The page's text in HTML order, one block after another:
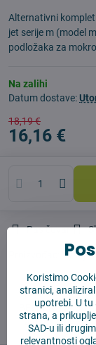
Alternativni
jet serije m (model
podložaka za
Na zalihi
Datum dostave:
18,19 €
16,16 €
Pas čuvar
✅ Spremno za
✅ BESPLATNA
✅ 14 dana za
Koristimo
stranici,
upotrebi. U
strana, a
SAD-u ili
relevantnosti